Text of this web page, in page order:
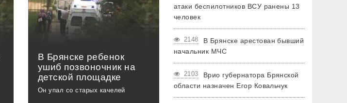
В Брянске ребенок
ушиб позвоночник на
детской площадке
Он упал со старых качелей
атаки беспилотников ВСУ ранены 13
человек
2148
В Брянске арестован бывший
начальник МЧС
2103
Врио губернатора Брянской
области назначен Егор Ковальчук